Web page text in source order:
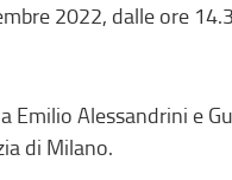
2022, dalle ore
Emilio Alessandrini e
di Milano.